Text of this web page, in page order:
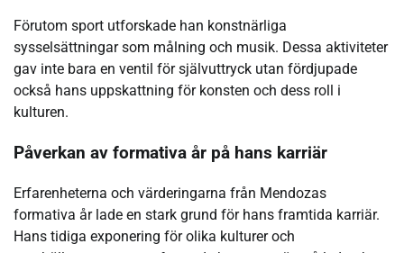
Förutom sport utforskade han konstnärliga
sysselsättningar som målning och musik. Dessa aktiviteter
gav inte bara en ventil för självuttryck utan fördjupade
också hans uppskattning för konsten och dess roll i
kulturen.
Påverkan av formativa år på hans karriär
Erfarenheterna och värderingarna från Mendozas
formativa år lade en stark grund för hans framtida karriär.
Hans tidiga exponering för olika kulturer och